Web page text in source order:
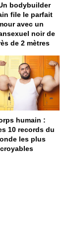
bodybuilder
file le parfait
avec un
noir de
de 2 mètres
humain :
10 records du
les plus